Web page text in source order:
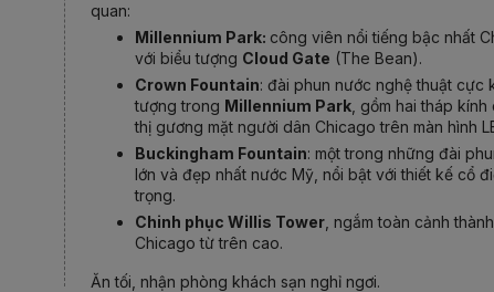
quan:
Millennium Park: công viên nổi tiếng bậc nhất
với biểu tượng Cloud Gate (The Bean).
Crown Fountain: đài phun nước nghệ thuật cực
tượng trong Millennium Park , gồm hai tháp
thị gương mặt người dân Chicago trên màn hình
Buckingham Fountain: một trong những đài
lớn và đẹp nhất nước Mỹ, nổi bật với thiết kế cổ
trọng.
Chinh phục Willis Tower , ngắm toàn cảnh
Chicago từ trên cao.
Ăn tối, nhận phòng khách sạn nghỉ ngơi.